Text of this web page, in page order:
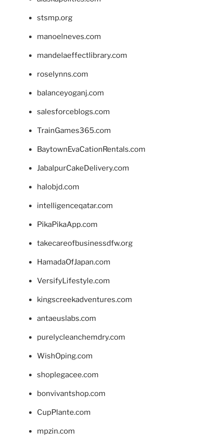
stsmp.org
manoelneves.com
mandelaeffectlibrary.com
roselynns.com
balanceyoganj.com
salesforceblogs.com
TrainGames365.com
BaytownEvaCationRentals.com
JabalpurCakeDelivery.com
halobjd.com
intelligenceqatar.com
PikaPikaApp.com
takecareofbusinessdfw.org
HamadaOfJapan.com
VersifyLifestyle.com
kingscreekadventures.com
antaeuslabs.com
purelycleanchemdry.com
WishOping.com
shoplegacee.com
bonvivantshop.com
CupPlante.com
mpzin.com